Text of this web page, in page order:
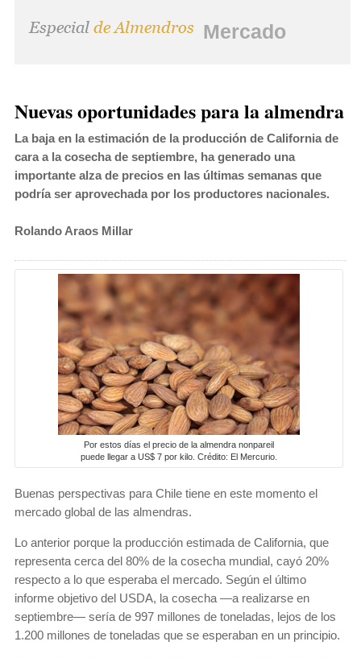
Mercado
Nuevas oportunidades para la almendra
La baja en la estimación de la producción de California de
cara a la cosecha de septiembre, ha generado una
importante alza de precios en las últimas semanas que
podría ser aprovechada por los productores nacionales.
Rolando Araos Millar
Por estos días el precio de la almendra nonpareil
puede llegar a US$ 7 por kilo. Crédito: El Mercurio.
Buenas perspectivas para Chile tiene en este momento el
mercado global de las almendras.
Lo anterior porque la producción estimada de California, que
representa cerca del 80% de la cosecha mundial, cayó 20%
respecto a lo que esperaba el mercado. Según el último
informe objetivo del USDA, la cosecha —a realizarse en
septiembre— sería de 997 millones de toneladas, lejos de los
1.200 millones de toneladas que se esperaban en un principio.